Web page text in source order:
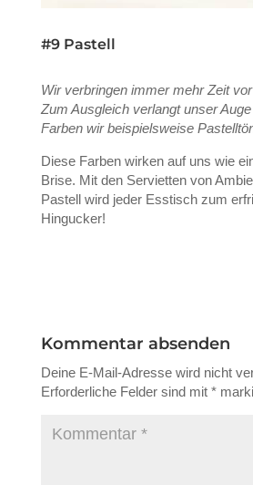
#9 Pastell
Wir verbringen immer mehr Zeit
Zum Ausgleich verlangt unser
Farben wir beispielsweise
Diese Farben wirken auf uns wie
Brise. Mit den Servietten von
Pastell wird jeder Esstisch zum
Hingucker!
Kommentar absenden
Deine E-Mail-Adresse wird nicht
Erforderliche Felder sind mit *